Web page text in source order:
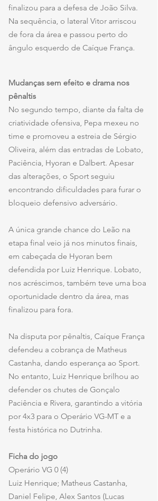
finalizou para a defesa de João Silva.
Na sequência, o lateral Vitor arriscou
de fora da área e passou perto do
ângulo esquerdo de Caíque França.
Mudanças sem efeito e drama nos
pênaltis
No segundo tempo, diante da falta de
criatividade ofensiva, Pepa mexeu no
time e promoveu a estreia de Sérgio
Oliveira, além das entradas de Lobato,
Paciência, Hyoran e Dalbert. Apesar
das alterações, o Sport seguiu
encontrando dificuldades para furar o
bloqueio defensivo adversário.
A única grande chance do Leão na
etapa final veio já nos minutos finais,
em cabeçada de Hyoran bem
defendida por Luiz Henrique. Lobato,
nos acréscimos, também teve uma boa
oportunidade dentro da área, mas
finalizou para fora.
Na disputa por pênaltis, Caíque França
defendeu a cobrança de Matheus
Castanha, dando esperança ao Sport.
No entanto, Luiz Henrique brilhou ao
defender os chutes de Gonçalo
Paciência e Rivera, garantindo a vitória
por 4x3 para o Operário VG-MT e a
festa histórica no Dutrinha.
Ficha do jogo
Operário VG 0 (4)
Luiz Henrique; Matheus Castanha,
Daniel Felipe, Alex Santos (Lucas